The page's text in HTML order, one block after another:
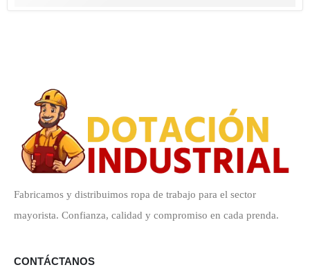
Fabricamos y distribuimos ropa de trabajo para el sector
mayorista. Confianza, calidad y compromiso en cada prenda.
CONTÁCTANOS